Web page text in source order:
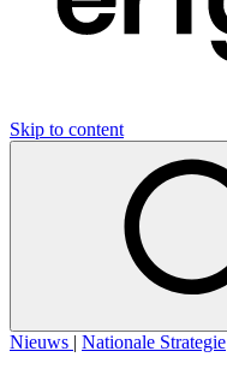
Skip to content
Nieuws | Nationale Strategie